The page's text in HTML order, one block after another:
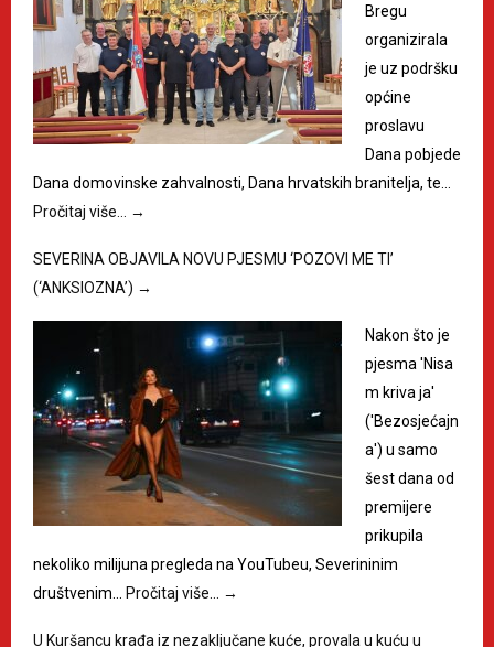
Bregu
organizirala
je uz podršku
općine
proslavu
Dana pobjede
Dana domovinske zahvalnosti, Dana hrvatskih branitelja, te…
Pročitaj više…
→
SEVERINA OBJAVILA NOVU PJESMU ‘POZOVI ME TI’
(‘ANKSIOZNA’) →
Nakon što je
pjesma 'Nisa
m kriva ja'
('Bezosjećajn
a') u samo
šest dana od
premijere
prikupila
nekoliko milijuna pregleda na YouTubeu, Severininim
društvenim…
Pročitaj više… →
U Kuršancu krađa iz nezaključane kuće, provala u kuću u